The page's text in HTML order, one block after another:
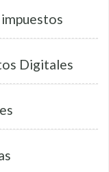
impuestos
Digitales